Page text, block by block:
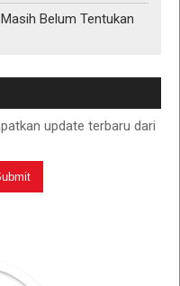
Belum Tentukan
update terbaru dari